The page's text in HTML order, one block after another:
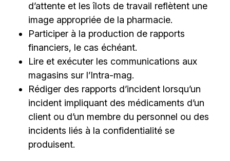
d’attente et les îlots de travail reflètent une
image appropriée de la pharmacie.
Participer à la production de rapports
financiers, le cas échéant.
Lire et exécuter les communications aux
magasins sur l’Intra-mag.
Rédiger des rapports d’incident lorsqu’un
incident impliquant des médicaments d’un
client ou d’un membre du personnel ou des
incidents liés à la confidentialité se
produisent.